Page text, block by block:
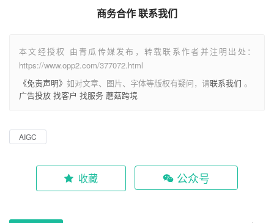
商务合作 联系我们
本文经授权 由青瓜传媒发布，转载联系作者并注明出处：
https://www.opp2.com/377072.html
《免责声明》 如对文章、图片、字体等版权有疑问，请联系我们 。
广告投放 找客户 找服务 蘑菇跨境
AIGC
收藏 公众号